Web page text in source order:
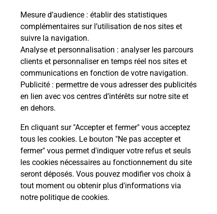
Mesure d’audience : établir des statistiques
complémentaires sur l’utilisation de nos sites et
suivre la navigation.
Analyse et personnalisation : analyser les parcours
clients et personnaliser en temps réel nos sites et
communications en fonction de votre navigation.
Publicité : permettre de vous adresser des publicités
en lien avec vos centres d’intérêts sur notre site et
en dehors.
En cliquant sur "Accepter et fermer" vous acceptez
tous les cookies. Le bouton "Ne pas accepter et
fermer" vous permet d'indiquer votre refus et seuls
les cookies nécessaires au fonctionnement du site
seront déposés. Vous pouvez modifier vos choix à
tout moment ou obtenir plus d'informations via
notre politique de cookies.
La Poste
en ligne
Ouvert 24h/24
En savoir plus
TOULOUSE
CARREFOUR EXPRESS CHU PURPAN